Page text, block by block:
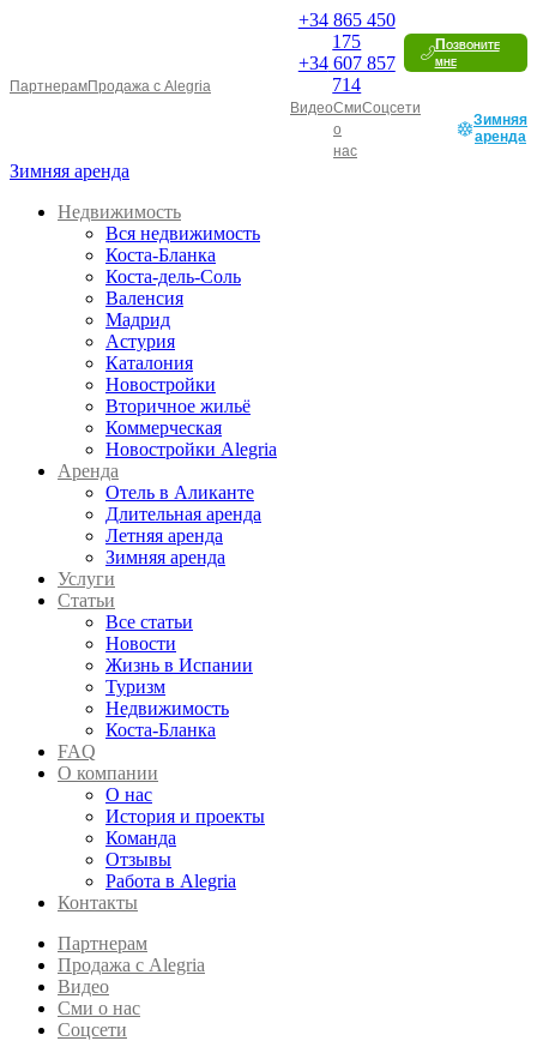
ПартнерамПродажа с Alegria
+34865 450
175
+34607 857
714
Позвоните
мне
ВидеоСми
о
нас
Соцсети
Зимняя
аренда
Зимняя аренда
Недвижимость
Вся недвижимость
Коста-Бланка
Коста-дель-Соль
Валенсия
Мадрид
Астурия
Каталония
Новостройки
Вторичное жильё
Коммерческая
Новостройки Alegria
Аренда
Отель в Аликанте
Длительная аренда
Летняя аренда
Зимняя аренда
Услуги
Статьи
Все статьи
Новости
Жизнь в Испании
Туризм
Недвижимость
Коста-Бланка
FAQ
О компании
О нас
История и проекты
Команда
Отзывы
Работа в Alegria
Контакты
Партнерам
Продажа с Alegria
Видео
Сми о нас
Соцсети